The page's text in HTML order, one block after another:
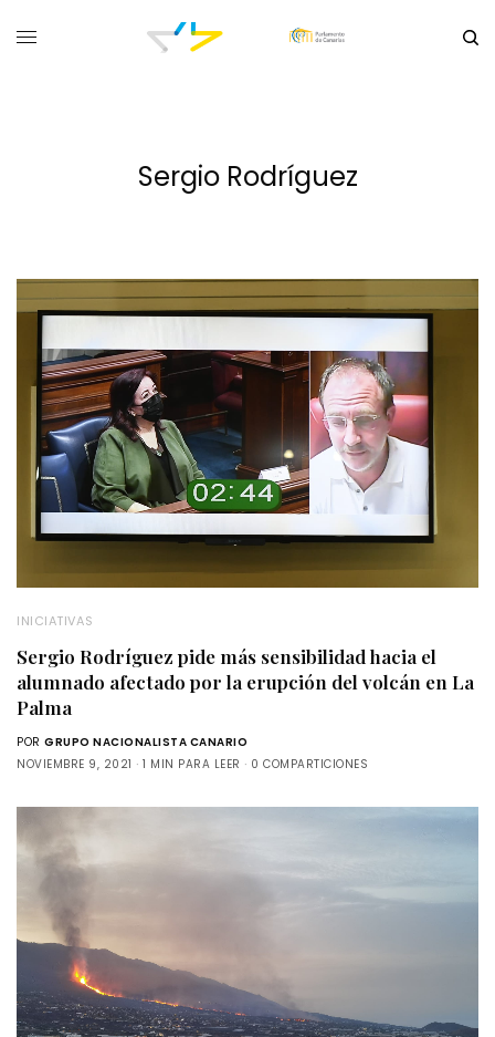
Sergio Rodríguez
INICIATIVAS
Sergio Rodríguez pide más sensibilidad hacia el
alumnado afectado por la erupción del volcán en La
Palma
POR GRUPO NACIONALISTA CANARIO
NOVIEMBRE 9, 2021
1 MIN PARA LEER 0 COMPARTICIONES